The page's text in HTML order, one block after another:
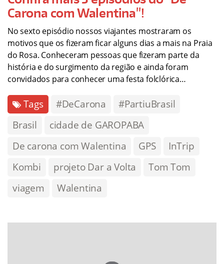
Carona com Walentina"!
No sexto episódio nossos viajantes mostraram os
motivos que os fizeram ficar alguns dias a mais na Praia
do Rosa. Conheceram pessoas que fizeram parte da
história e do surgimento da região e ainda foram
convidados para conhecer uma festa folclórica…
Tags #DeCarona
#PartiuBrasil
Brasil
cidade de GAROPABA
De carona com Walentina
GPS
InTrip
Kombi
projeto Dar a Volta
Tom Tom
viagem
Walentina